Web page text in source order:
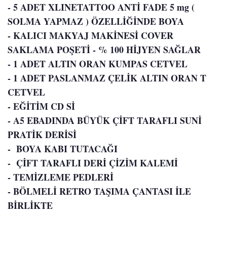
-5 ADET XLINETATTOO ANTİ FADE5 mg (
SOLMA YAPMAZ ) ÖZELLİĞİNDE BOYA
- KALICI MAKYAJ MAKİNESİ COVER
SAKLAMA POŞETİ - % 100 HİJYEN SAĞLAR
- 1 ADET ALTIN ORAN KUMPAS CETVEL
- 1 ADET PASLANMAZ ÇELİK ALTIN ORAN T
CETVEL
- EĞİTİM CD Sİ
- A5 EBADINDA BÜYÜK ÇİFT TARAFLI SUNİ
PRATİK DERİSİ
- BOYA KABI TUTACAĞI
- ÇİFT TARAFLI DERİ ÇİZİM KALEMİ
- TEMİZLEME PEDLERİ
- BÖLMELİ RETRO TAŞIMA ÇANTASI İLE
BİRLİKTE